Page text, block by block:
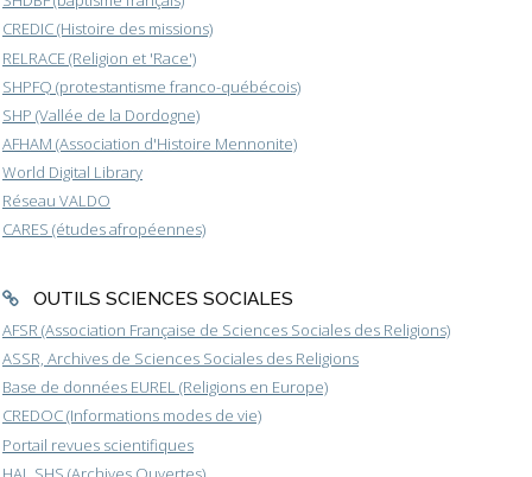
CREDIC (Histoire des missions)
RELRACE (Religion et 'Race')
SHPFQ (protestantisme franco-québécois)
SHP (Vallée de la Dordogne)
AFHAM (Association d'Histoire Mennonite)
World Digital Library
Réseau VALDO
CARES (études afropéennes)
OUTILS SCIENCES SOCIALES
AFSR (Association Française de Sciences Sociales des Religions)
ASSR, Archives de Sciences Sociales des Religions
Base de données EUREL (Religions en Europe)
CREDOC (Informations modes de vie)
Portail revues scientifiques